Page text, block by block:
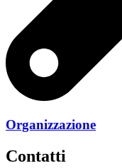
Organizzazione
Contatti